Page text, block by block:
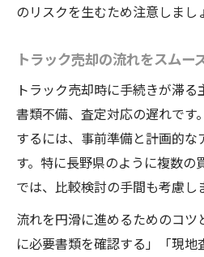
のリスクを生むため注意しまし
トラック売却の流れをスムー
トラック売却時に手続きが滞
書類不備、査定対応の遅れです
するには、事前準備と計画的な
す。特に長野県のように複数の
では、比較検討の手間も考慮し
流れを円滑に進めるためのコ
に必要書類を確認する」「現